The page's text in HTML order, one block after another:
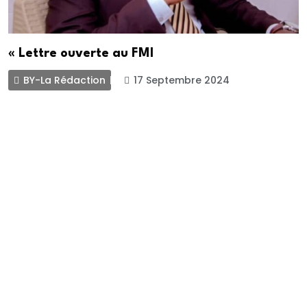
« Lettre ouverte au FMI
BY-La Rédaction 17 Septembre 2024